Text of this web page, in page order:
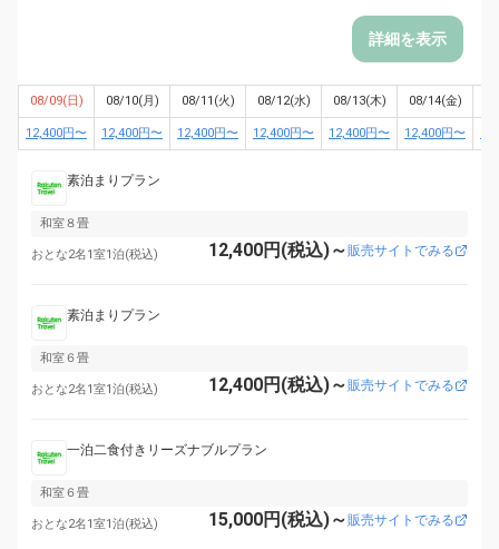
詳細を表示
08/09(日) 08/10(月) 08/11(火) 08/12(水) 08/13(木) 08/14(金)
12,400円〜 12,400円〜 12,400円〜 12,400円〜 12,400円〜 12,400円〜
素泊まりプラン
和室８畳
おとな2名1室1泊(税込) 12,400円(税込)～販売サイトでみる
素泊まりプラン
和室６畳
おとな2名1室1泊(税込) 12,400円(税込)～販売サイトでみる
一泊二食付きリーズナブルプラン
和室６畳
おとな2名1室1泊(税込) 15,000円(税込)～販売サイトでみる